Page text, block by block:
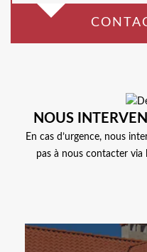
NOUS
En cas d’urgence, nous
pas à nous contacter via